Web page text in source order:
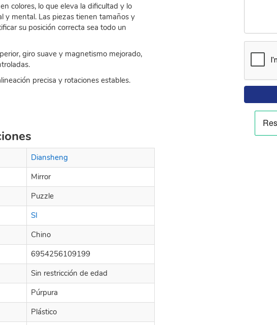
colores, lo que eleva la dificultad y lo
y mental. Las piezas tienen tamaños y
su posición correcta sea todo un
giro suave y magnetismo mejorado,
precisa y rotaciones estables.
Diansheng
Mirror
Puzzle
SI
Chino
6954256109199
Sin restricción de edad
Púrpura
Plástico